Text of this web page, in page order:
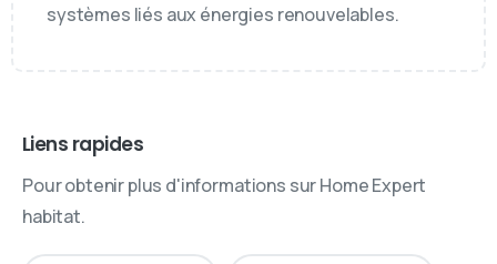
systèmes liés aux énergies renouvelables.
Liens rapides
Pour obtenir plus d'informations sur Home Expert
habitat.